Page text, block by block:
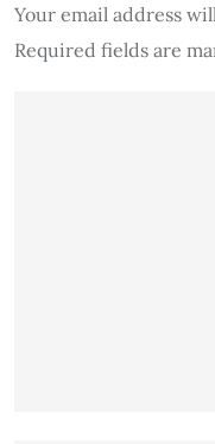
Your email address
Required fields are